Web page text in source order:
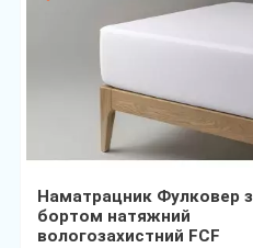
Наматрацник Фулковер з
бортом натяжний
вологозахистний FCF